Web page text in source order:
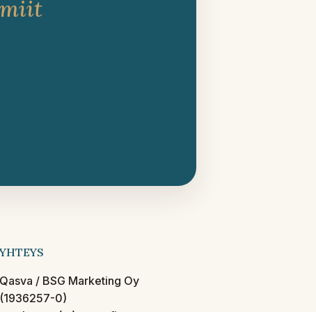
Qasva / BSG Marketing Oy
(1936257-0)